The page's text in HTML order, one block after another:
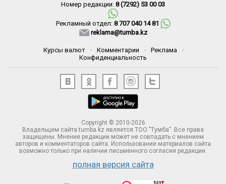
Номер редакции: 8 (7292) 53 00 03
Рекламный отдел: 8 707 040 14 81
reklama@tumba.kz
Курсы валют · Комментарии · Реклама
·
Конфиденциальность
Copyright © 2010-2026
Владельцем сайта tumba.kz является ТОО "Тумба". Все права
защищены. Мнение редакции может не совпадать с мнением
авторов и комментаторов сайта. Использование материалов сайта
возможно только при наличии письменного согласия редакции.
полная версия сайта